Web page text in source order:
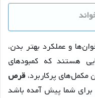
و عملکرد بهتر بدن،
هستند که کمبودهای
مکمل‌های پرکاربرد،قرص
شما پیش آمده باشد